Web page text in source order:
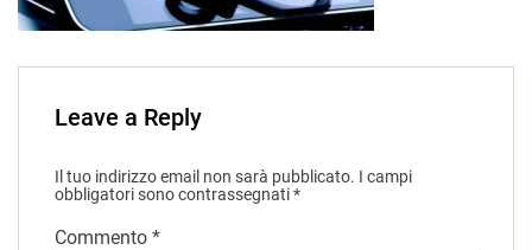
Leave a Reply
Il tuo indirizzo email non sarà pubblicato. I campi
obbligatori sono contrassegnati*
Commento *